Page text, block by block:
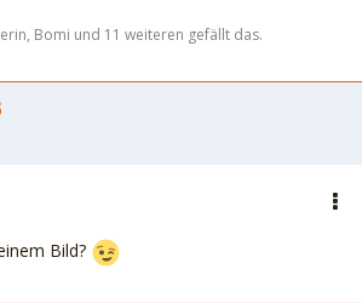
Bomi und 11 weiteren gefällt das.
Bild?